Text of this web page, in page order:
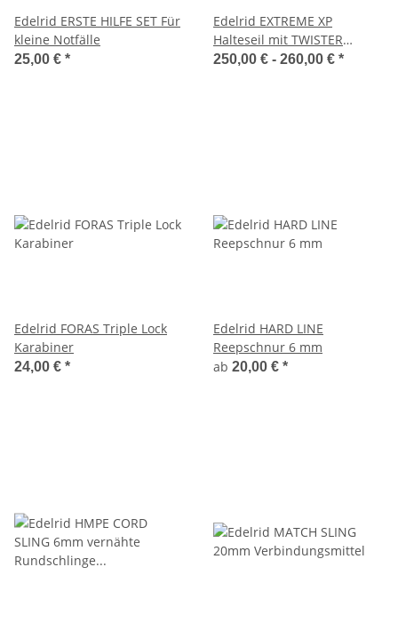
Edelrid ERSTE HILFE SET Für
kleine Notfälle
25,00 € *
Edelrid EXTREME XP
Halteseil mit TWISTER
TRIPLE Karabiner
250,00 € - 260,00 € *
Edelrid FORAS Triple Lock
Karabiner
24,00 € *
Edelrid HARD LINE
Reepschnur 6 mm
ab 20,00 € *